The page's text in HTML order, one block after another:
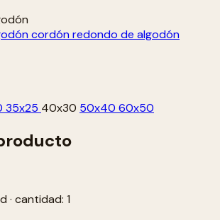
cordón redondo de algodón
35x25 40x30 50x40 60x50
· cantidad: 1